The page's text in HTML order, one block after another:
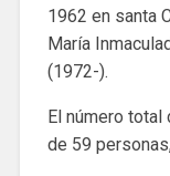
1962 en santa
María
(1972-).
El número
de 59